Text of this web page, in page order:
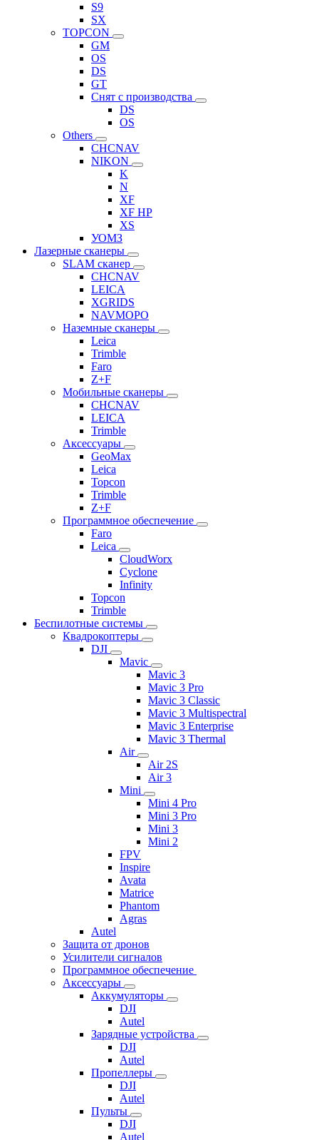
S9
SX
TOPCON
GM
OS
DS
GT
Снят с производства
DS
OS
Others
CHCNAV
NIKON
K
N
XF
XF HP
XS
УОМЗ
Лазерные сканеры
SLAM сканер
CHCNAV
LEICA
XGRIDS
NAVMOPO
Наземные сканеры
Leica
Trimble
Faro
Z+F
Мобильные сканеры
CHCNAV
LEICA
Trimble
Аксессуары
GeoMax
Leica
Topcon
Trimble
Z+F
Программное обеспечение
Faro
Leica
CloudWorx
Cyclone
Infinity
Topcon
Trimble
Беспилотные системы
Квадрокоптеры
DJI
Mavic
Mavic 3
Mavic 3 Pro
Mavic 3 Classic
Mavic 3 Multispectral
Mavic 3 Enterprise
Mavic 3 Thermal
Air
Air 2S
Air 3
Mini
Mini 4 Pro
Mini 3 Pro
Mini 3
Mini 2
FPV
Inspire
Avata
Matrice
Phantom
Agras
Autel
Защита от дронов
Усилители сигналов
Программное обеспечение
Аксессуары
Аккумуляторы
DJI
Autel
Зарядные устройства
DJI
Autel
Пропеллеры
DJI
Autel
Пульты
DJI
Autel